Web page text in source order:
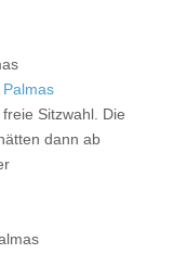
Sitzwahl. Die
dann ab